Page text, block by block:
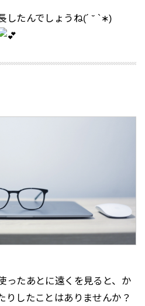
したんでしょうね(´ ˘ `∗)
ったあとに遠くを見ると、か
りしたことはありませんか？